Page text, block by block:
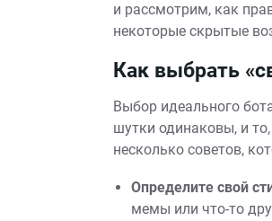
и рассмотрим, как
некоторые скрытые
Как выбрать
Выбор идеального
шутки одинаковы, и
несколько советов,
Определите свой
мемы или что-то